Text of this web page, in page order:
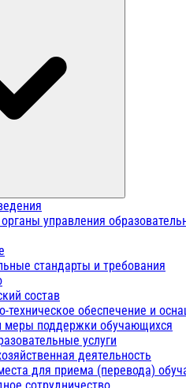
управления
стандарты и требования
состав
техническое обеспечение и
меры поддержки обучающихся
услуги
деятельность
для приема (перевода)